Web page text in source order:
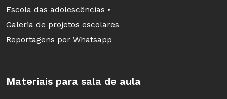
Escola das adolescências •
Galeria de projetos escolares
Reportagens por Whatsapp
Materiais para sala de aula